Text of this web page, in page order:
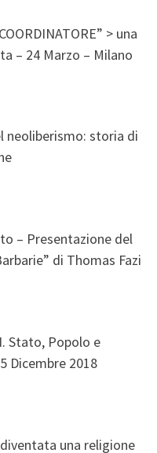
> una
– 24 Marzo – Milano
neoliberismo: storia di
– Presentazione del
di Thomas Fazi
Stato, Popolo e
Dicembre 2018
una religione